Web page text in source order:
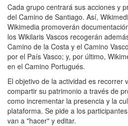
Cada grupo centrará sus acciones y
del Camino de Santiago. Así,
Wikimedia promoverán
los Wikilaris Vascos recogerán
Camino de la Costa y el Camino
por el País Vasco; y, por último,
en el Camino Portugués.
El objetivo de la actividad es recorrer
compartir su patrimonio a través de
como incrementar la presencia y la
plataforma. Se pide a los
van a "hacer" y editar.